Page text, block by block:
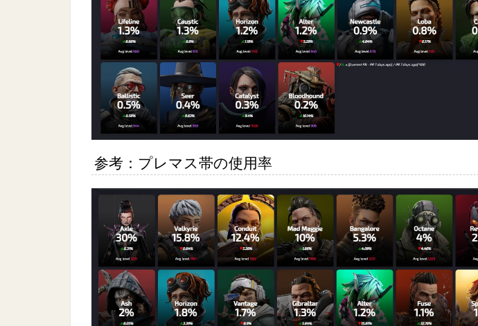
参考：プレマス帯の使用率